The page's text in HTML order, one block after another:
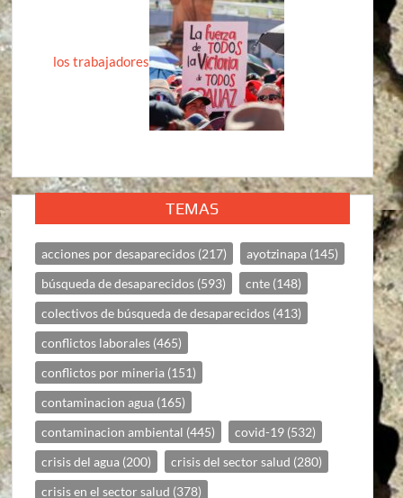
los trabajadores
TEMAS
acciones por desaparecidos (217) ayotzinapa (145)
búsqueda de desaparecidos (593) cnte (148)
colectivos de búsqueda de desaparecidos (413)
conflictos laborales (465)
conflictos por mineria (151)
contaminacion agua (165)
contaminacion ambiental (445) covid-19 (532)
crisis del agua (200) crisis del sector salud (280)
crisis en el sector salud (378)